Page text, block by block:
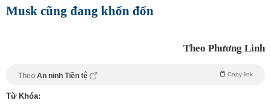
Musk cũng đang khốn đốn
Theo Phương Linh
Theo An ninh Tiền tệ Copy link
Từ Khóa: